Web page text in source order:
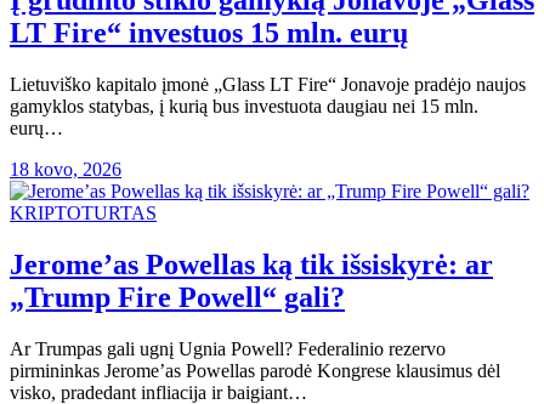
LT Fire“ investuos 15 mln. eurų
Lietuviško kapitalo įmonė „Glass LT Fire“ Jonavoje pradėjo naujos
gamyklos statybas, į kurią bus investuota daugiau nei 15 mln.
eurų…
18 kovo, 2026
KRIPTOTURTAS
Jerome’as Powellas ką tik išsiskyrė: ar
„Trump Fire Powell“ gali?
Ar Trumpas gali ugnį Ugnia Powell? Federalinio rezervo
pirmininkas Jerome’as Powellas parodė Kongrese klausimus dėl
visko, pradedant infliacija ir baigiant…